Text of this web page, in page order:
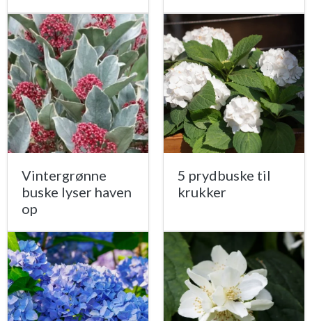
Vintergrønne
buske lyser haven
op
5 prydbuske til
krukker